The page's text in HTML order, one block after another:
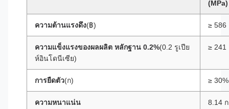
(MPa)
ความต้านแรงดึง(฿) ≥ 586
ความแข็งแรงของผลผลิต หลักฐาน 0.2%(0.2 รูเปีย
ห์อินโดนีเซีย)
≥ 241
การยืดตัว(ก) ≥ 30%
ความหนาแน่น
8.14